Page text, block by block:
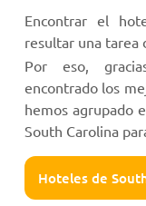
Encontrar el
resultar una tarea
Por eso,
encontrado los
hemos agrupado
South Carolina
Hoteles de